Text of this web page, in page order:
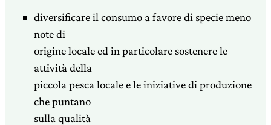
diversificare il consumo a favore di specie meno
note di
origine locale ed in particolare sostenere le
attività della
piccola pesca locale e le iniziative di produzione
che puntano
sulla qualità